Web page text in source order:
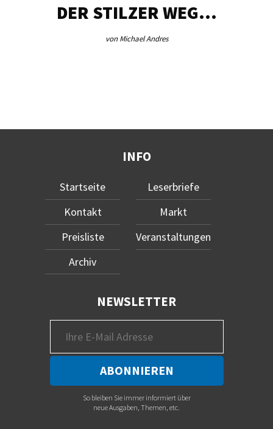
DER STILZER WEG…
von Michael Andres
INFO
Startseite
Kontakt
Preisliste
Archiv
Leserbriefe
Markt
Veranstaltungen
NEWSLETTER
So bleiben Sie immer informiert über
neue Ausgaben, Themen, etc.